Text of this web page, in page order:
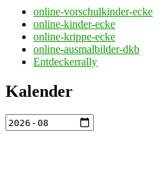
online-vorschulkinder-ecke
online-kinder-ecke
online-krippe-ecke
online-ausmalbilder-dkb
Entdeckerrally
Kalender